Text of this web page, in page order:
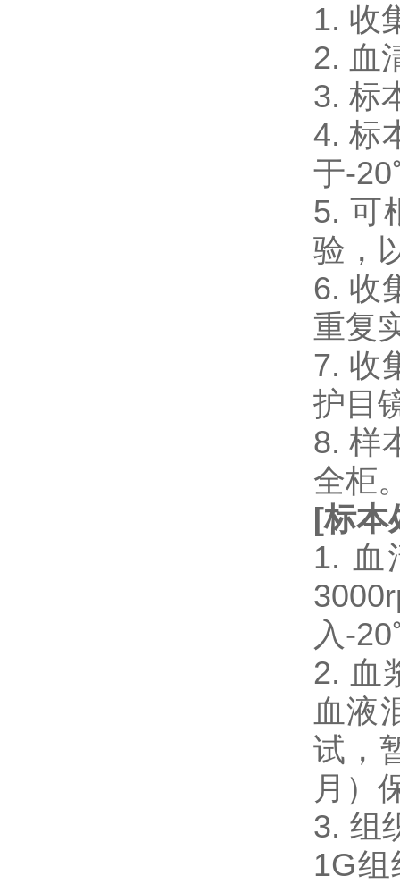
1. 收
2. 血
3. 标
4. 标
于-
5. 可
验，
6. 收
重复
7. 收
护目
8. 样
全柜
[标本
1. 血
入-
2. 血
血液
试，
月）
3. 组
1G